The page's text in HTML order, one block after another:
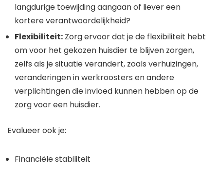
langdurige toewijding aangaan of liever een
kortere verantwoordelijkheid?
Flexibiliteit: Zorg ervoor dat je de flexibiliteit hebt
om voor het gekozen huisdier te blijven zorgen,
zelfs als je situatie verandert, zoals verhuizingen,
veranderingen in werkroosters en andere
verplichtingen die invloed kunnen hebben op de
zorg voor een huisdier.
Evalueer ook je:
Financiële stabiliteit